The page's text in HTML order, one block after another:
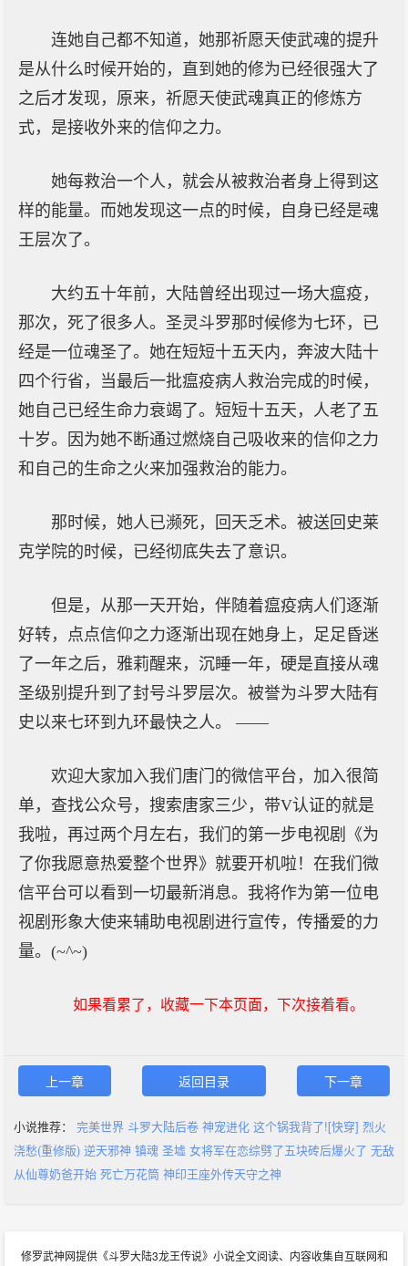
连她自己都不知道，她那祈愿天使武魂的提升
是从什么时候开始的，直到她的修为已经很强大了
之后才发现，原来，祈愿天使武魂真正的修炼方
式，是接收外来的信仰之力。
她每救治一个人，就会从被救治者身上得到这
样的能量。而她发现这一点的时候，自身已经是魂
王层次了。
大约五十年前，大陆曾经出现过一场大瘟疫，
那次，死了很多人。圣灵斗罗那时候修为七环，已
经是一位魂圣了。她在短短十五天内，奔波大陆十
四个行省，当最后一批瘟疫病人救治完成的时候，
她自己已经生命力衰竭了。短短十五天，人老了五
十岁。因为她不断通过燃烧自己吸收来的信仰之力
和自己的生命之火来加强救治的能力。
那时候，她人已濒死，回天乏术。被送回史莱
克学院的时候，已经彻底失去了意识。
但是，从那一天开始，伴随着瘟疫病人们逐渐
好转，点点信仰之力逐渐出现在她身上，足足昏迷
了一年之后，雅莉醒来，沉睡一年，硬是直接从魂
圣级别提升到了封号斗罗层次。被誉为斗罗大陆有
史以来七环到九环最快之人。 ——
欢迎大家加入我们唐门的微信平台，加入很简
单，查找公众号，搜索唐家三少，带V认证的就是
我啦，再过两个月左右，我们的第一步电视剧《为
了你我愿意热爱整个世界》就要开机啦！在我们微
信平台可以看到一切最新消息。我将作为第一位电
视剧形象大使来辅助电视剧进行宣传，传播爱的力
量。(~^~)
如果看累了，收藏一下本页面，下次接着看。
上一章 返回目录 下一章
小说推荐： 完美世界 斗罗大陆后卷 神宠进化 这个锅我背了![快穿] 烈火
浇愁(重修版) 逆天邪神 镇魂 圣墟 女将军在恋综劈了五块砖后爆火了 无敌
从仙尊奶爸开始 死亡万花筒 神印王座外传天守之神
修罗武神网提供《斗罗大陆3龙王传说》小说全文阅读、内容收集自互联网和